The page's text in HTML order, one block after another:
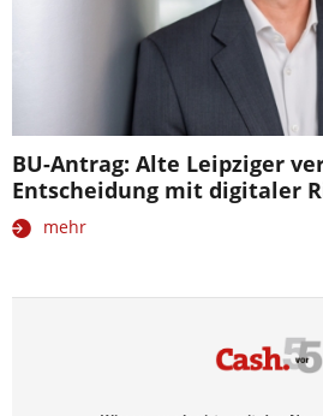
BU-Antrag: Alte Leipziger
Entscheidung mit digitaler
mehr